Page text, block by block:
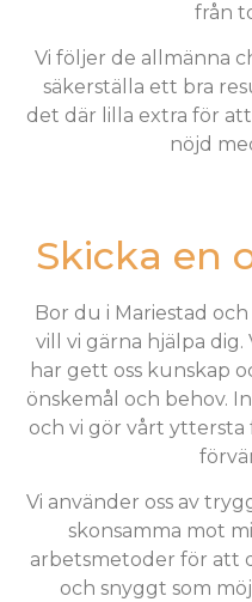
från
Vi följer de allmänna
säkerställa ett bra
det där lilla extra för
nöjd
Skicka en
Bor du i Mariestad
vill vi gärna hjälpa dig.
har gett oss kunskap
önskemål och behov.
och vi gör vårt
Vi använder oss av
skonsamma mot
arbetsmetoder för att
och snyggt som